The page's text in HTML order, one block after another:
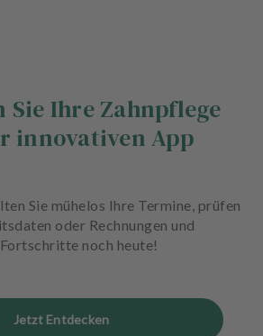
Ihre Zahnpflege
innovativen App
Sie mühelos Ihre Termine, prüfen
oder Rechnungen und
noch heute!
Jetzt Entdecken